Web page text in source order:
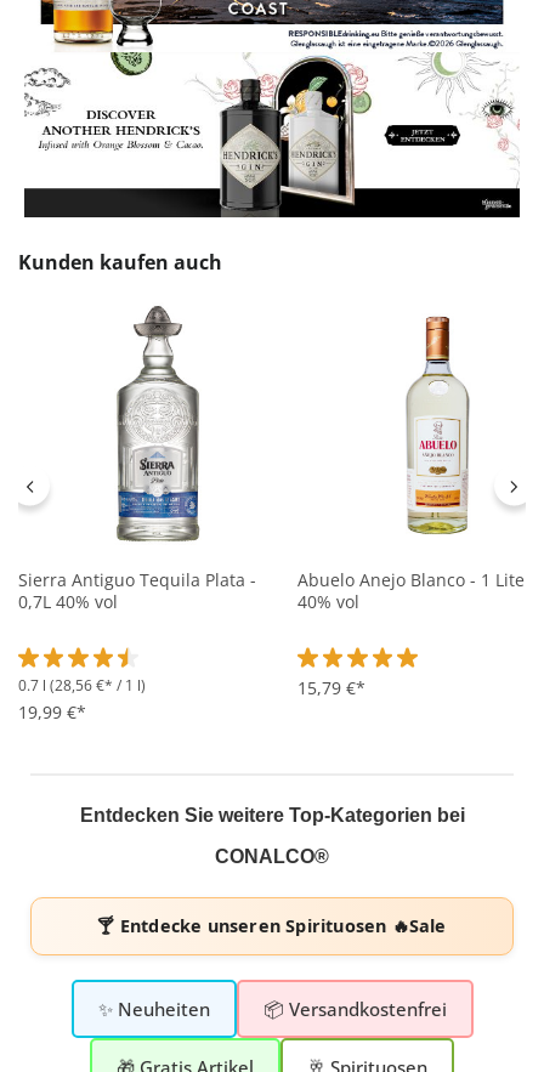
Produktgalerie überspringen
Kunden kaufen auch
Sierra Antiguo Tequila Plata -
0,7L 40% vol
Durchschnittliche Bewertung von 4.5 von 5 Sternen
0.7 l (28,56 €* / 1 l)
19,99 €*
Abuelo Anejo Blanco - 1 Liter
40% vol
Durchschnittliche
15,79 €*
Entdecken Sie weitere Top-Kategorien bei
CONALCO®
🍸 Entdecke unserenSpirituosen 🔥Sale
✨ Neuheiten 📦 Versandkostenfrei
🎁 Gratis Artikel 🥂 Spirituosen